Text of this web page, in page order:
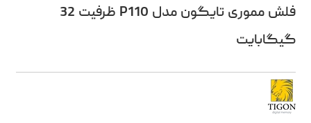
فلش مموری تایگون مدل P110 ظرفیت 32
گیگابایت